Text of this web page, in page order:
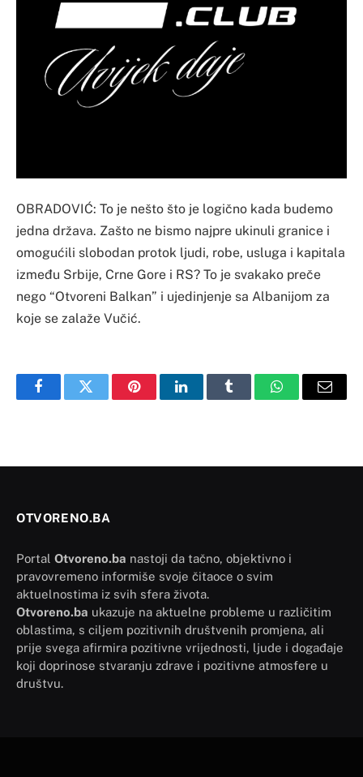
OBRADOVIĆ: To je nešto što je logično kada budemo
jedna država. Zašto ne bismo najpre ukinuli granice i
omogućili slobodan protok ljudi, robe, usluga i kapitala
između Srbije, Crne Gore i RS? To je svakako preče
nego “Otvoreni Balkan” i ujedinjenje sa Albanijom za
koje se zalaže Vučić.
FacebookTwitter PinterestLinkedInTumblr WhatsAppEmail
OTVORENO.BA
Portal Otvoreno.ba nastoji da tačno, objektivno i
pravovremeno informiše svoje čitaoce o svim
aktuelnostima iz svih sfera života.
Otvoreno.ba ukazuje na aktuelne probleme u različitim
oblastima, s ciljem pozitivnih društvenih promjena, ali
prije svega afirmira pozitivne vrijednosti, ljude i događaje
koji doprinose stvaranju zdrave i pozitivne atmosfere u
društvu.